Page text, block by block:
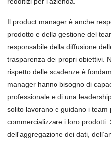
Il product manager è anche
prodotto e della gestione del
responsabile della diffusione
trasparenza dei propri obiettivi.
rispetto delle scadenze è
manager hanno bisogno di
professionale e di una
solito lavorano e guidano i
commercializzare i loro prodotti.
dell'aggregazione dei dati,